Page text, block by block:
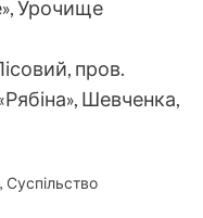
Урочище
пров.
Шевченка,
, Суспільство